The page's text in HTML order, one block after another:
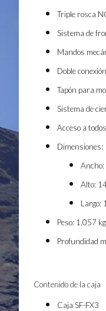
Triple rosca
Sistema de
Mandos
Doble
Tapón para
Sistema de
Acceso a
Dimensiones:
Alto:
Largo:
Peso: 1,057 kg
Profundidad
Contenido de la caja
Caja SF-FX3